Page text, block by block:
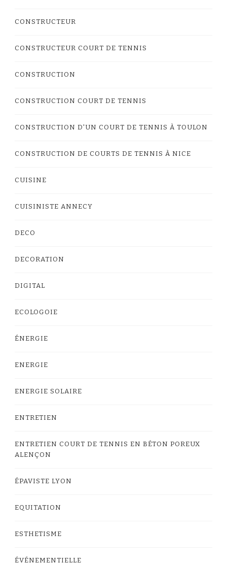
CONSTRUCTEUR
CONSTRUCTEUR COURT DE TENNIS
CONSTRUCTION
CONSTRUCTION COURT DE TENNIS
CONSTRUCTION D'UN COURT DE TENNIS À TOULON
CONSTRUCTION DE COURTS DE TENNIS À NICE
CUISINE
CUISINISTE ANNECY
DECO
DECORATION
DIGITAL
ECOLOGOIE
ÉNERGIE
ENERGIE
ENERGIE SOLAIRE
ENTRETIEN
ENTRETIEN COURT DE TENNIS EN BÉTON POREUX
ALENÇON
ÉPAVISTE LYON
EQUITATION
ESTHETISME
ÉVÉNEMENTIELLE